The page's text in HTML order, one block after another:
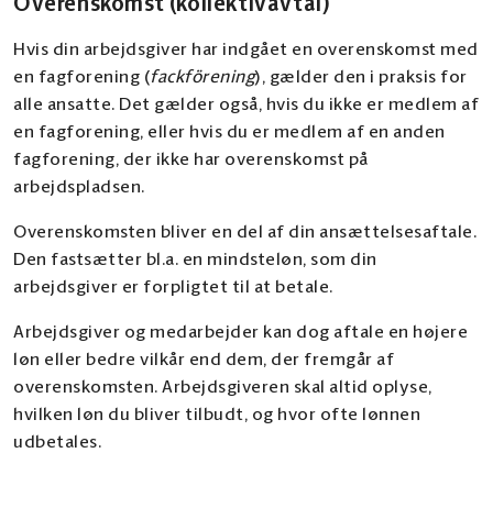
Overenskomst (kollektivavtal)
Hvis din arbejdsgiver har indgået en overenskomst med
en fagforening (fackförening), gælder den i praksis for
alle ansatte. Det gælder også, hvis du ikke er medlem af
en fagforening, eller hvis du er medlem af en anden
fagforening, der ikke har overenskomst på
arbejdspladsen.
Overenskomsten bliver en del af din ansættelsesaftale.
Den fastsætter bl.a. en mindsteløn, som din
arbejdsgiver er forpligtet til at betale.
Arbejdsgiver og medarbejder kan dog aftale en højere
løn eller bedre vilkår end dem, der fremgår af
overenskomsten. Arbejdsgiveren skal altid oplyse,
hvilken løn du bliver tilbudt, og hvor ofte lønnen
udbetales.